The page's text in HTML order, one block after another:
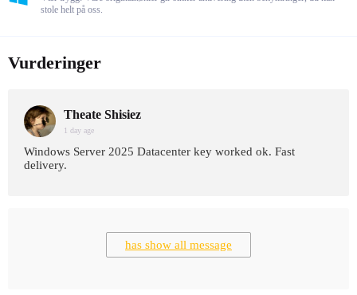
stole helt på oss.
Vurderinger
Theate Shisiez
1 day age
Windows Server 2025 Datacenter key worked ok. Fast
delivery.
has show all message